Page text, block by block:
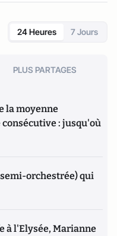
24 Heures 7 Jours
PLUS PARTAGES
la moyenne
: jusqu'où
orchestrée) qui
à l'Elysée, Marianne